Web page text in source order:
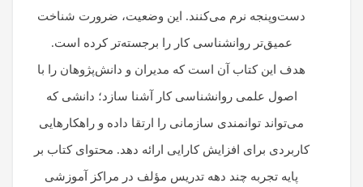
دست‌وپنجه نرم می‌کنند. این وضعیت، ضرورت شناخت
عمیق‌تر روانشناسی کار را برجسته‌تر کرده است.
هدف این کتاب آن است که مدیران و دانش‌پژوهان را با
اصول علمی روانشناسی کار آشنا سازد؛ دانشی که
می‌تواند توانمندی سازمانی را ارتقا داده و راهکارهایی
کاربردی برای افزایش کارایی ارائه دهد. محتوای کتاب بر
پایه تجربه چند دهه تدریس مؤلف در مراکز آموزشی